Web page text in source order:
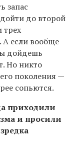
запас
до второй
трех
если вообще
дойдешь
Но никто
поколения —
сопьются.
приходили
и просили